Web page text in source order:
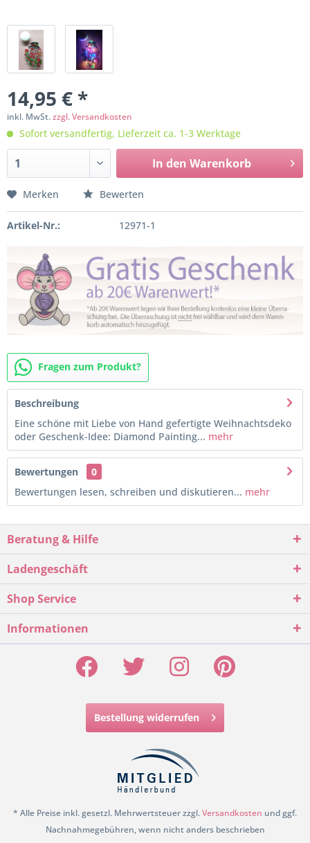
14,95 € *
inkl. MwSt.zzgl. Versandkosten
Sofort versandfertig, Lieferzeit ca. 1-3 Werktage
In den Warenkorb
Merken Bewerten
Artikel-Nr.: 12971-1
Fragen zum Produkt?
Beschreibung
Eine schöne mit Liebe von Hand gefertigte Weihnachtsdeko
oder Geschenk-Idee: Diamond Painting... mehr
Bewertungen
0
Bewertungen lesen, schreiben und diskutieren... mehr
Beratung & Hilfe
Ladengeschäft
Shop Service
Informationen
Bestellung widerrufen
* Alle Preise inkl. gesetzl. Mehrwertsteuer zzgl.Versandkosten und ggf.
Nachnahmegebühren, wenn nicht anders beschrieben